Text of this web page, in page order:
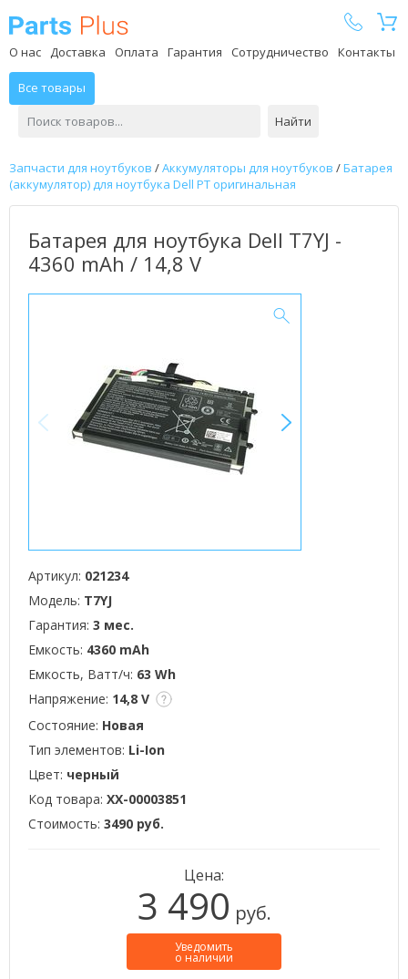
О нас Доставка Оплата Гарантия Сотрудничество Контакты
Все товары
Найти
Запчасти для ноутбуков /Аккумуляторы для ноутбуков /Батарея
(аккумулятор) для ноутбука Dell PT оригинальная
Батарея для ноутбука Dell T7YJ -
4360 mAh / 14,8 V
Артикул: 021234
Модель: T7YJ
Гарантия: 3 мес.
Емкость: 4360 mAh
Емкость, Ватт/ч: 63 Wh
Напряжение: 14,8 V
Состояние: Новая
Тип элементов: Li-Ion
Цвет: черный
Код товара: XX-00003851
Стоимость: 3490 руб.
Цена:
3 490 руб.
Уведомить
о наличии